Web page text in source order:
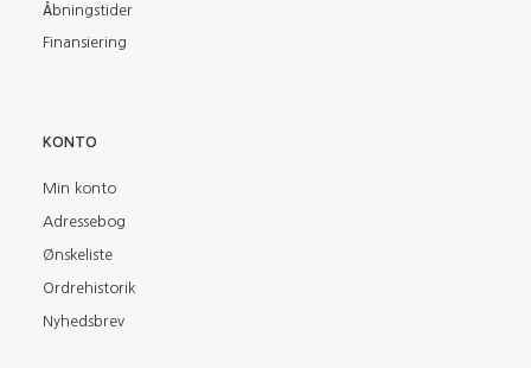
Åbningstider
Finansiering
KONTO
Min konto
Adressebog
Ønskeliste
Ordrehistorik
Nyhedsbrev